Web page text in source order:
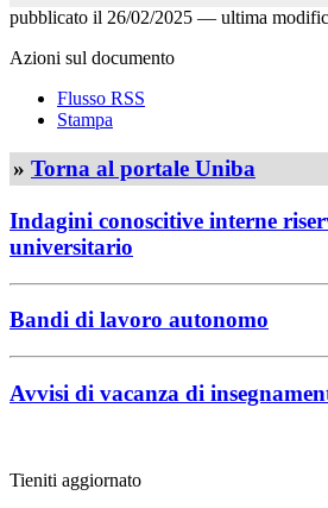
pubblicato il 26/02/2025 — ultima
Azioni sul documento
Flusso RSS
Stampa
» Torna al portale Uniba
Indagini conoscitive interne
universitario
Bandi di lavoro autonomo
Avvisi di vacanza di
Tieniti aggiornato